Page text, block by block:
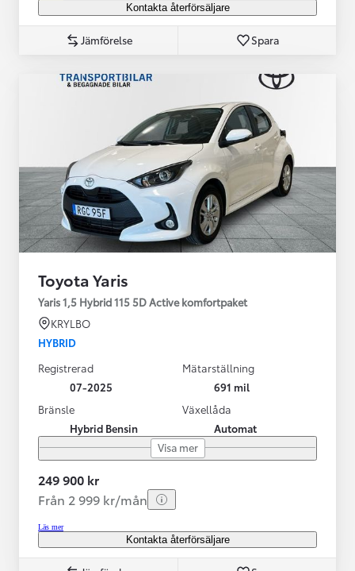
Kontakta återförsäljare
Jämförelse Spara
Toyota Yaris
Yaris 1,5 Hybrid 115 5D Active komfortpaket
KRYLBO
HYBRID
Registrerad
07-2025
Mätarställning
691 mil
Bränsle
Hybrid Bensin
Växellåda
Automat
Visa mer
249 900 kr
Från 2 999 kr/mån
Läs mer
Kontakta återförsäljare